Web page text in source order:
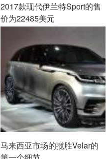
2017款现代伊兰特Sport的售
价为22485美元
马来西亚市场的揽胜Velar的